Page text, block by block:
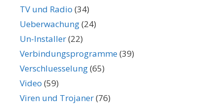
TV und Radio (34)
Ueberwachung(24)
Un-Installer(22)
Verbindungsprogramme(39)
Verschluesselung(65)
Video (59)
Viren und Trojaner(76)